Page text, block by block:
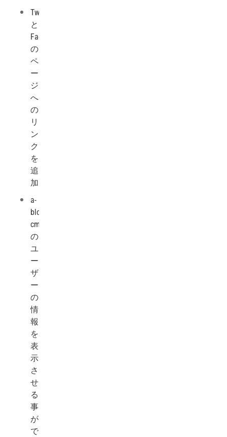
Twitter
と
Facebook
の
ペ
ー
ジ
へ
の
リ
ン
ク
を
追
加
a-
blog
cms
の
ユ
ー
ザ
ー
の
情
報
を
表
示
さ
せ
る
事
が
で